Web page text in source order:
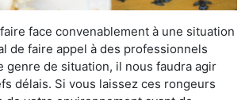
face convenablement à une situation
de faire appel à des professionnels
genre de situation, il nous faudra agir
délais. Si vous laissez ces rongeurs